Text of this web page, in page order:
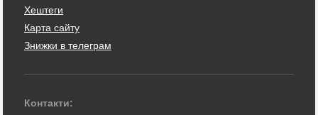
Хештеги
Карта сайту
Знижки в телеграм
Контакти: